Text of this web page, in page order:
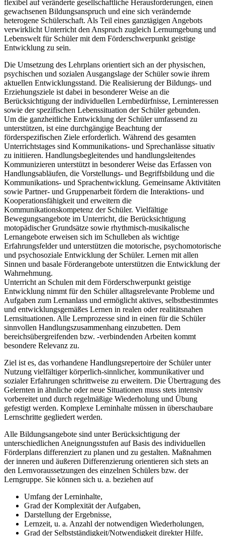
flexibel auf veränderte gesellschaftliche Herausforderungen, einen
gewachsenen Bildungsanspruch und eine sich verändernde
heterogene Schülerschaft. Als Teil eines ganztägigen Angebots
verwirklicht Unterricht den Anspruch zugleich Lernumgebung und
Lebenswelt für Schüler mit dem Förderschwerpunkt geistige
Entwicklung zu sein.
Die Umsetzung des Lehrplans orientiert sich an der physischen,
psychischen und sozialen Ausgangslage der Schüler sowie ihrem
aktuellen Entwicklungsstand. Die Realisierung der Bildungs- und
Erziehungsziele ist dabei in besonderer Weise an die
Berücksichtigung der individuellen Lernbedürfnisse, Lerninteressen
sowie der spezifischen Lebenssituation der Schüler gebunden.
Um die ganzheitliche Entwicklung der Schüler umfassend zu
unterstützen, ist eine durchgängige Beachtung der
förderspezifischen Ziele erforderlich. Während des gesamten
Unterrichtstages sind Kommunikations- und Sprechanlässe situativ
zu initiieren. Handlungsbegleitendes und handlungsleitendes
Kommunizieren unterstützt in besonderer Weise das Erfassen von
Handlungsabläufen, die Vorstellungs- und Begriffsbildung und die
Kommunikations- und Sprachentwicklung. Gemeinsame Aktivitäten
sowie Partner- und Gruppenarbeit fördern die Interaktions- und
Kooperationsfähigkeit und erweitern die
Kommunikationskompetenz der Schüler. Vielfältige
Bewegungsangebote im Unterricht, die Berücksichtigung
motopädischer Grundsätze sowie rhythmisch-musikalische
Lernangebote erweisen sich im Schulleben als wichtige
Erfahrungsfelder und unterstützen die motorische, psychomotorische
und psychosoziale Entwicklung der Schüler. Lernen mit allen
Sinnen und basale Förderangebote unterstützen die Entwicklung der
Wahrnehmung.
Unterricht an Schulen mit dem Förderschwerpunkt geistige
Entwicklung nimmt für den Schüler alltagsrelevante Probleme und
Aufgaben zum Lernanlass und ermöglicht aktives, selbstbestimmtes
und entwicklungsgemäßes Lernen in realen oder realitätsnahen
Lernsituationen. Alle Lernprozesse sind in einen für die Schüler
sinnvollen Handlungszusammenhang einzubetten. Dem
bereichsübergreifenden bzw. -verbindenden Arbeiten kommt
besondere Relevanz zu.
Ziel ist es, das vorhandene Handlungsrepertoire der Schüler unter
Nutzung vielfältiger körperlich-sinnlicher, kommunikativer und
sozialer Erfahrungen schrittweise zu erweitern. Die Übertragung des
Gelernten in ähnliche oder neue Situationen muss stets intensiv
vorbereitet und durch regelmäßige Wiederholung und Übung
gefestigt werden. Komplexe Lerninhalte müssen in überschaubare
Lernschritte gegliedert werden.
Alle Bildungsangebote sind unter Berücksichtigung der
unterschiedlichen Aneignungsstufen auf Basis des individuellen
Förderplans differenziert zu planen und zu gestalten. Maßnahmen
der inneren und äußeren Differenzierung orientieren sich stets an
den Lernvoraussetzungen des einzelnen Schülers bzw. der
Lerngruppe. Sie können sich u. a. beziehen auf
Umfang der Lerninhalte,
Grad der Komplexität der Aufgaben,
Darstellung der Ergebnisse,
Lernzeit, u. a. Anzahl der notwendigen Wiederholungen,
Grad der Selbstständigkeit/Notwendigkeit direkter Hilfe,